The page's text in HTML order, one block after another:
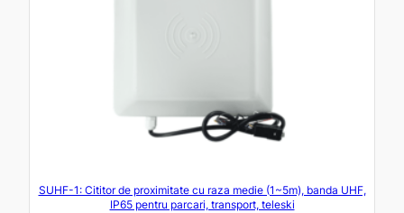
SUHF-1: Cititor de proximitate cu raza medie (1~5m), banda UHF,
IP65 pentru parcari, transport, teleski